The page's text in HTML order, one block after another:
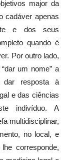
major da
cadáver apenas
e dos seus
quando é
Por outro lado,
um nome” a
dar resposta à
e das ciências
indivíduo. A
multidisciplinar,
no local, e
corresponde,